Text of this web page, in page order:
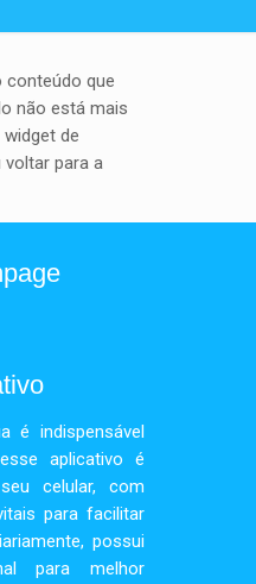
conteúdo que
não está mais
de
voltar para a
é indispensável
aplicativo é
celular, com
para facilitar
possui
para melhor